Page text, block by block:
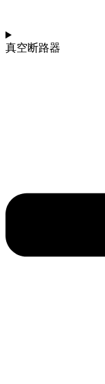
真空断路器